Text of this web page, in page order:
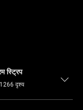
स्ट्रिप
1266 दृश्य